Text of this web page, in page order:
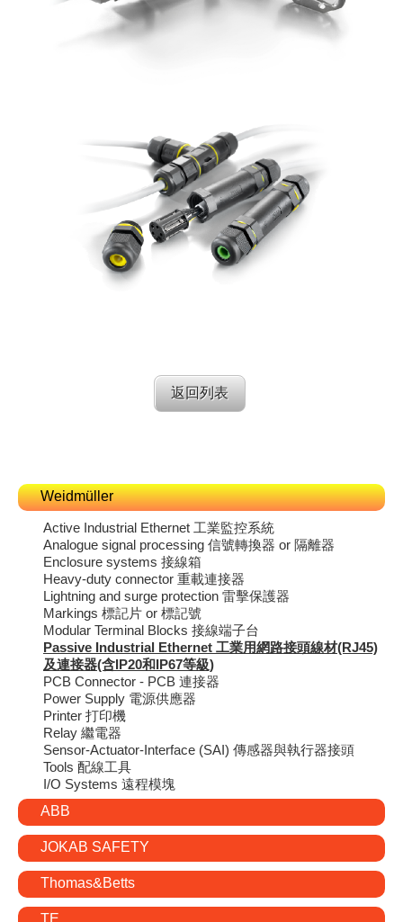
返回列表
Weidmüller
Active Industrial Ethernet 工業監控系統
Analogue signal processing 信號轉換器 or 隔離器
Enclosure systems 接線箱
Heavy-duty connector 重載連接器
Lightning and surge protection 雷擊保護器
Markings 標記片 or 標記號
Modular Terminal Blocks 接線端子台
Passive Industrial Ethernet 工業用網路接頭線材(RJ45)
及連接器(含IP20和IP67等級)
PCB Connector - PCB 連接器
Power Supply 電源供應器
Printer 打印機
Relay 繼電器
Sensor-Actuator-Interface (SAI) 傳感器與執行器接頭
Tools 配線工具
I/O Systems 遠程模塊
ABB
JOKAB SAFETY
Thomas&Betts
TE